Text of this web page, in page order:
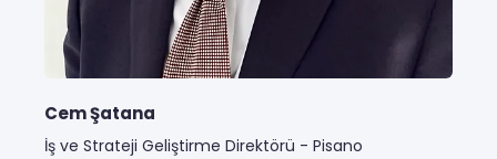
Cem Şatana
İş ve Strateji Geliştirme Direktörü - Pisano